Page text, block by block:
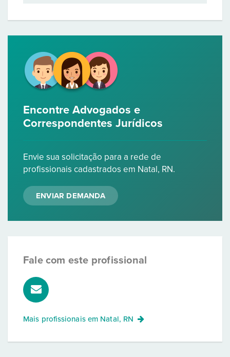
Encontre Advogados e
Correspondentes Jurídicos
Envie sua solicitação para a rede de
profissionais cadastrados em Natal, RN.
ENVIAR DEMANDA
Fale com este profissional
Mais profissionais em Natal, RN